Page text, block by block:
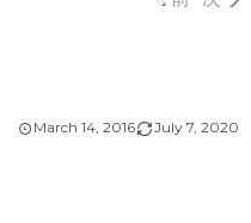
March 14 ,2016 July 7 2020